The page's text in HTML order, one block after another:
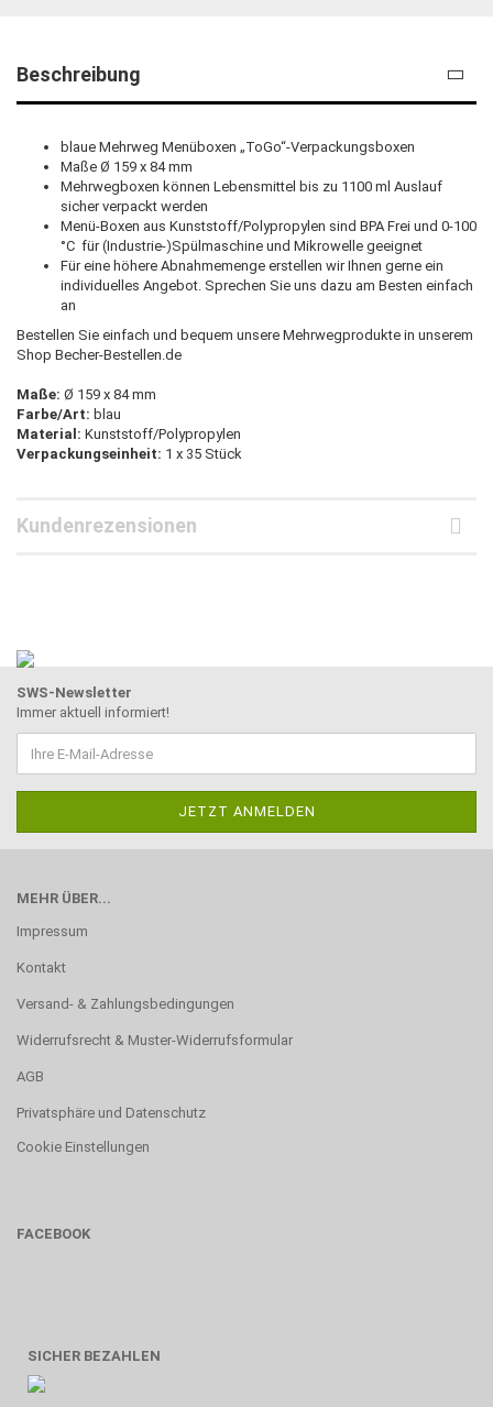
Beschreibung
blaue Mehrweg Menüboxen „ToGo“-Verpackungsboxen
Maße Ø 159 x 84 mm
Mehrwegboxen können Lebensmittel bis zu 1100 ml Auslauf
sicher verpackt werden
Menü-Boxen aus Kunststoff/Polypropylen sind BPA Frei und 0-100
°C für (Industrie-)Spülmaschine und Mikrowelle geeignet
Für eine höhere Abnahmemenge erstellen wir Ihnen gerne ein
individuelles Angebot. Sprechen Sie uns dazu am Besten einfach
an
Bestellen Sie einfach und bequem unsere Mehrwegprodukte in unserem
Shop Becher-Bestellen.de
Maße: Ø 159 x 84 mm
Farbe/Art: blau
Material: Kunststoff/Polypropylen
Verpackungseinheit: 1 x 35 Stück
Kundenrezensionen
SWS-Newsletter
Immer aktuell informiert!
MEHR ÜBER...
Impressum
Kontakt
Versand- & Zahlungsbedingungen
Widerrufsrecht & Muster-Widerrufsformular
AGB
Privatsphäre und Datenschutz
Cookie Einstellungen
FACEBOOK
SICHER BEZAHLEN